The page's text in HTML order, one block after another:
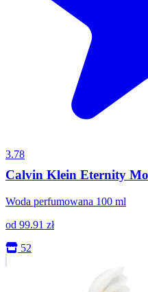
3.78
Calvin Klein Eternity
Woda perfumowana 100 ml
od 99.91 zł
52